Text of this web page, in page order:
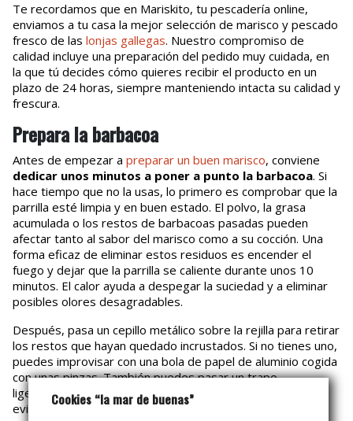
Te recordamos que en Mariskito, tu pescadería online,
enviamos a tu casa la mejor selección de marisco y pescado
fresco de las lonjas gallegas. Nuestro compromiso de
calidad incluye una preparación del pedido muy cuidada, en
la que tú decides cómo quieres recibir el producto en un
plazo de 24 horas, siempre manteniendo intacta su calidad y
frescura.
Prepara la barbacoa
Antes de empezar a preparar un buen marisco, conviene
dedicar unos minutos a poner a punto la barbacoa. Si
hace tiempo que no la usas, lo primero es comprobar que la
parrilla esté limpia y en buen estado. El polvo, la grasa
acumulada o los restos de barbacoas pasadas pueden
afectar tanto al sabor del marisco como a su cocción. Una
forma eficaz de eliminar estos residuos es encender el
fuego y dejar que la parrilla se caliente durante unos 10
minutos. El calor ayuda a despegar la suciedad y a eliminar
posibles olores desagradables.
Después, pasa un cepillo metálico sobre la rejilla para retirar
los restos que hayan quedado incrustados. Si no tienes uno,
puedes improvisar con una bola de papel de aluminio cogida
con unas pinzas. También puedes pasar un trapo
ligeramente engrasado para acondicionar la superficie y
evitar que el marisco se pegue.
Cookies “la mar de buenas”